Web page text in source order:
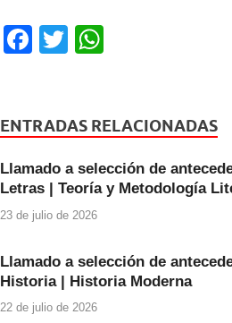
F
e
o
o
T
er s
p
ENTRADAS RELACIONADAS
Llamado a selección de
Letras | Teoría y Metodología
23 de julio de 2026
Llamado a selección de
Historia | Historia Moderna
22 de julio de 2026